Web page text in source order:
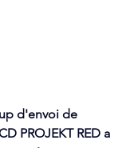
d'envoi de
PROJEKT RED a